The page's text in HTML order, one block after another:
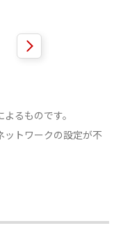
るものです。
トワークの設定が不